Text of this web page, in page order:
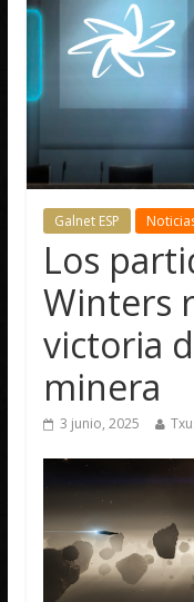
Galnet ESP
Los
Winters
victoria
minera
3 junio, 2025